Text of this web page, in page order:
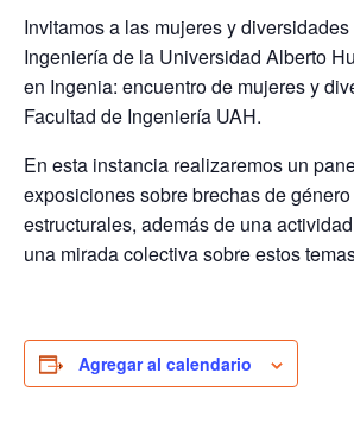
Invitamos a las mujeres y
Ingeniería de la Universidad Alberto
en Ingenia: encuentro de mujeres y
Facultad de Ingeniería UAH.
En esta instancia realizaremos un
exposiciones sobre brechas de
estructurales, además de una
una mirada colectiva sobre estos
Agregar al calendario